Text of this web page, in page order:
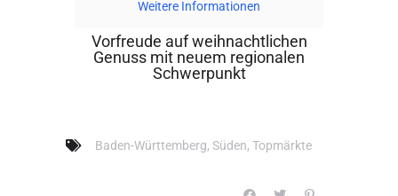
Weitere Informationen
Vorfreude auf weihnachtlichen
Genuss mit neuem regionalen
Schwerpunkt
Baden-Württemberg, Süden, Topmärkte